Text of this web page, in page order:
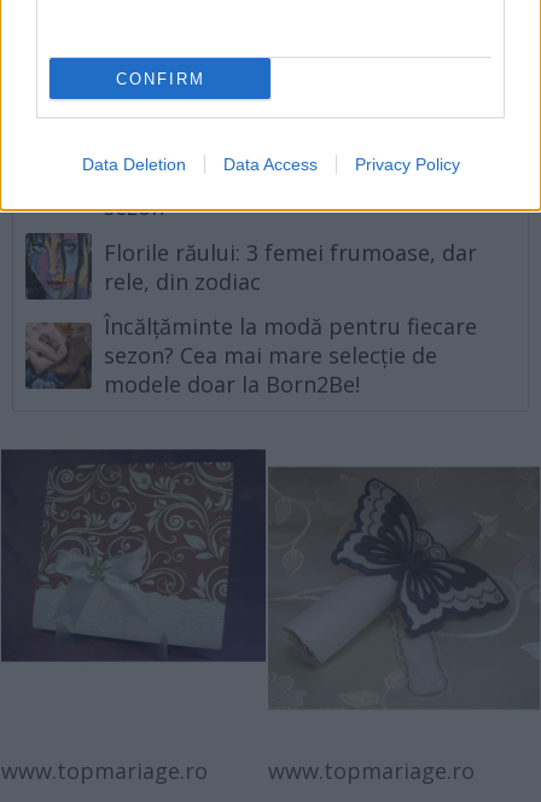
CONFIRM
Data Deletion Data Access Privacy Policy
Vezi și
Hârtie de împachetat flori: modele,
texturi și culori potrivite pentru orice
sezon
Florile răului: 3 femei frumoase, dar
rele, din zodiac
Încălțăminte la modă pentru fiecare
sezon? Cea mai mare selecție de
modele doar la Born2Be!
www.topmariage.ro www.topmariage.ro